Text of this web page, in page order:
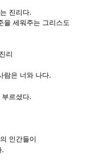
진리다.
을 세워주는 그리스도
리
람은 너와 나다.
부르셨다.
인간들이
.